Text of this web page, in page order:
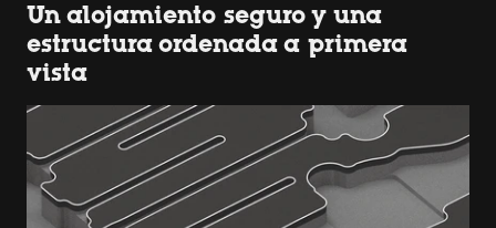
Un alojamiento seguro y una
estructura ordenada a primera
vista